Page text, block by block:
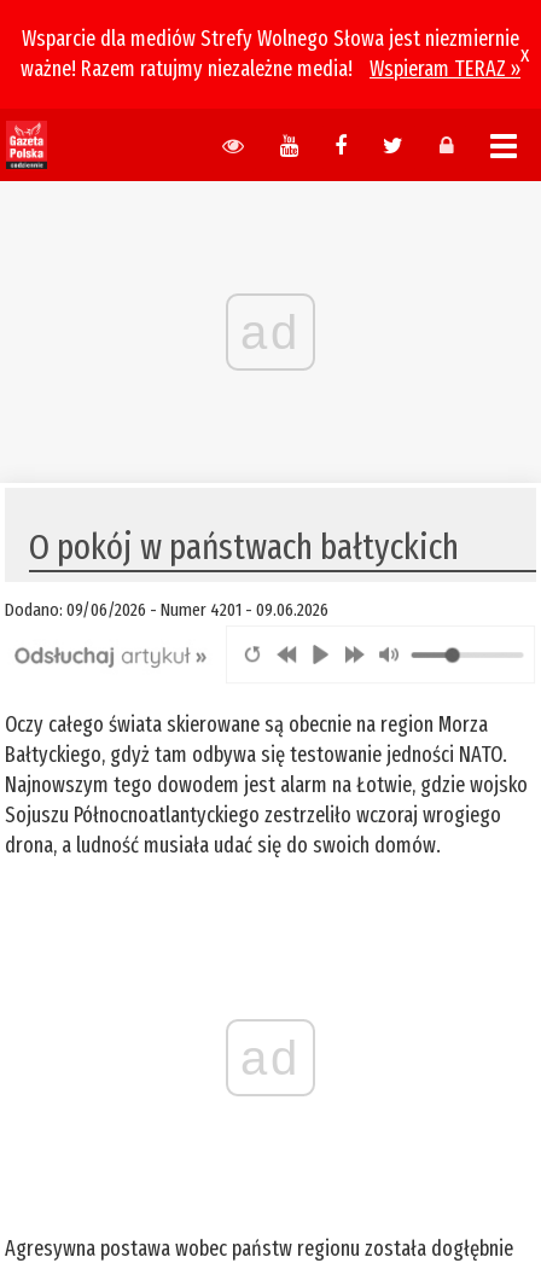
Wsparcie dla mediów Strefy Wolnego Słowa jest niezmiernie
ważne! Razem ratujmy niezależne media!
Wspieram TERAZ »
x
ad
O pokój w państwach bałtyckich
Dodano: 09/06/2026 - Numer 4201 - 09.06.2026
Oczy całego świata skierowane są obecnie na region Morza
Bałtyckiego, gdyż tam odbywa się testowanie jedności NATO.
Najnowszym tego dowodem jest alarm na Łotwie, gdzie wojsko
Sojuszu Północnoatlantyckiego zestrzeliło wczoraj wrogiego
drona, a ludność musiała udać się do swoich domów.
ad
Agresywna postawa wobec państw regionu została dogłębnie